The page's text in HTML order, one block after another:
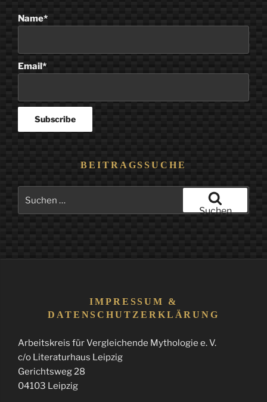
Name*
Email*
BEITRAGSSUCHE
nach:
Suchen
IMPRESSUM &
DATENSCHUTZERKLÄRUNG
Arbeitskreis für Vergleichende Mythologie e. V.
c/o Literaturhaus Leipzig
Gerichtsweg 28
04103 Leipzig